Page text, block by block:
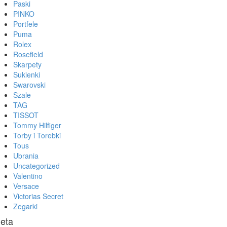
Paski
PINKO
Portfele
Puma
Rolex
Rosefield
Skarpety
Sukienki
Swarovski
Szale
TAG
TISSOT
Tommy Hilfiger
Torby i Torebki
Tous
Ubrania
Uncategorized
Valentino
Versace
Victorias Secret
Zegarki